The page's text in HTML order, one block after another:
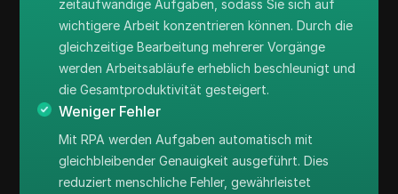
zeitaufwändige Aufgaben, sodass Sie sich auf
wichtigere Arbeit konzentrieren können. Durch die
gleichzeitige Bearbeitung mehrerer Vorgänge
werden Arbeitsabläufe erheblich beschleunigt und
die Gesamtproduktivität gesteigert.
Weniger Fehler
Mit RPA werden Aufgaben automatisch mit
gleichbleibender Genauigkeit ausgeführt. Dies
reduziert menschliche Fehler, gewährleistet